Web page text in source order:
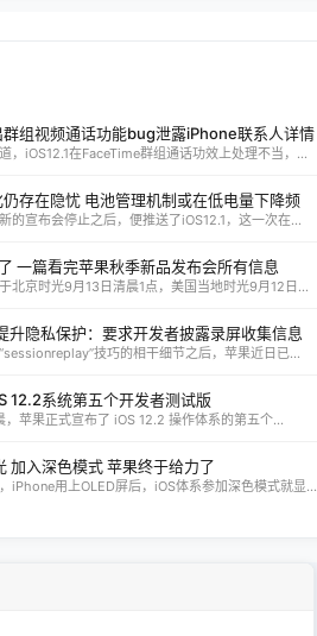
群组视频通话功能bug泄露iPhone联系人详情
iOS12.1在FaceTime群组通话功效上处理不当，...
仍存在隐忧 电池管理机制或在低电量下降频
宣布会停止之后，便推送了iOS12.1，这一次在...
一篇看完苹果秋季新品发布会所有信息
北京时光9月13日清晨1点，美国当地时光9月12日...
升隐私保护：要求开发者披露录屏收集信息
技巧的相干细节之后，苹果近日已...
12.2系统第五个开发者测试版
，苹果正式宣布了 iOS 12.2 操作体系的第五个...
加入深色模式 苹果终于给力了
iPhone用上OLED屏后，iOS体系参加深色模式就显...